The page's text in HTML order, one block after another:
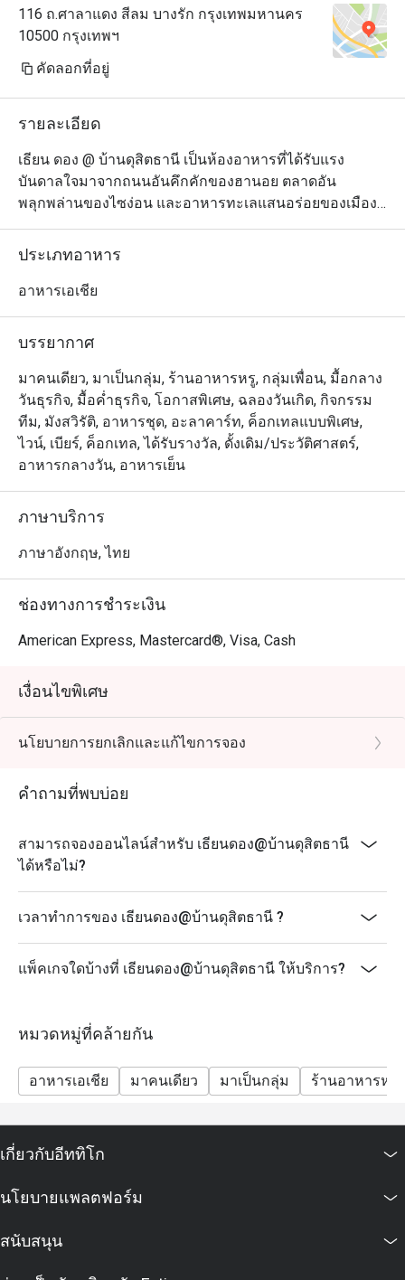
116 ถ.ศาลาแดง สีลม บางรัก กรุงเทพมหานคร
10500 กรุงเทพฯ
คัดลอกที่อยู่
รายละเอียด
เธียน ดอง @ บ้านดุสิตธานี เป็นห้องอาหารที่ได้รับแรง
บันดาลใจมาจากถนนอันคึกคักของฮานอย ตลาดอัน
พลุกพล่านของไซง่อน และอาหารทะเลแสนอร่อยของเมือง
ชายฝั่งอินโดจีน ทางร้านนำเสนอเมนูอาหารเวียดนามร่วม
สมัยภายใต้บรรยากาศการตกแต่งที่สวยงามอย่างมีรสนิยม
เข้มข้นผสมผสานกับอิทธิพลจากประเทศฝรั่งเศส เพื่อให้ตอบ
ฮานอยกระทะร้อน และขนมจีนหน้าหมูหรือเนื้อย่าง
ประเภทอาหาร
อาหารเอเชีย
บรรยากาศ
มาคนเดียว, มาเป็นกลุ่ม, ร้านอาหารหรู, กลุ่มเพื่อน, มื้อกลาง
วันธุรกิจ, มื้อค่ำธุรกิจ, โอกาสพิเศษ, ฉลองวันเกิด, กิจกรรม
ทีม, มังสวิรัติ, อาหารชุด, อะลาคาร์ท, ค็อกเทลแบบพิเศษ,
ไวน์, เบียร์, ค็อกเทล, ได้รับรางวัล, ดั้งเดิม/ประวัติศาสตร์,
อาหารกลางวัน, อาหารเย็น
ภาษาบริการ
ภาษาอังกฤษ, ไทย
ช่องทางการชำระเงิน
American Express, Mastercard®, Visa, Cash
เงื่อนไขพิเศษ
นโยบายการยกเลิกและแก้ไขการจอง
คำถามที่พบบ่อย
สามารถจองออนไลน์สำหรับ เธียนดอง@บ้านดุสิตธานี
ได้หรือไม่?
เวลาทำการของ เธียนดอง@บ้านดุสิตธานี ?
แพ็คเกจใดบ้างที่ เธียนดอง@บ้านดุสิตธานี ให้บริการ?
หมวดหมู่ที่คล้ายกัน
อาหารเอเชีย มาคนเดียว มาเป็นกลุ่ม ร้านอาหารหรู
เกี่ยวกับอีททิโก
นโยบายแพลตฟอร์ม
สนับสนุน